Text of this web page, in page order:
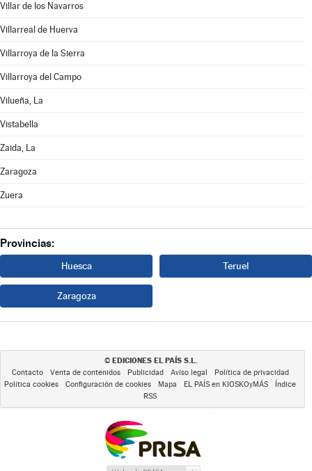
Villar de los Navarros
Villarreal de Huerva
Villarroya de la Sierra
Villarroya del Campo
Vilueña, La
Vistabella
Zaida, La
Zaragoza
Zuera
Provincias:
Huesca Teruel
Zaragoza
© EDICIONES EL PAÍS S.L.
Contacto Venta de contenidos Publicidad Aviso legal
Política de privacidad
Política cookies
Configuración de cookies Mapa EL PAÍS en KIOSKOyMÁS
Índice
RSS